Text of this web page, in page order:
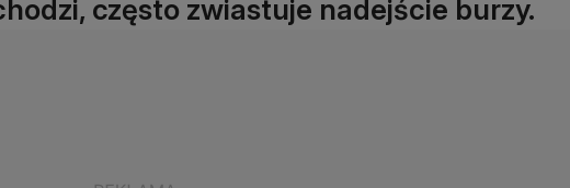
często zwiastuje nadejście burzy.